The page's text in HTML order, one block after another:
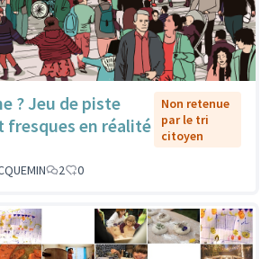
? Jeu de piste
fresques en réalité
Non retenue
par le tri
citoyen
2 0